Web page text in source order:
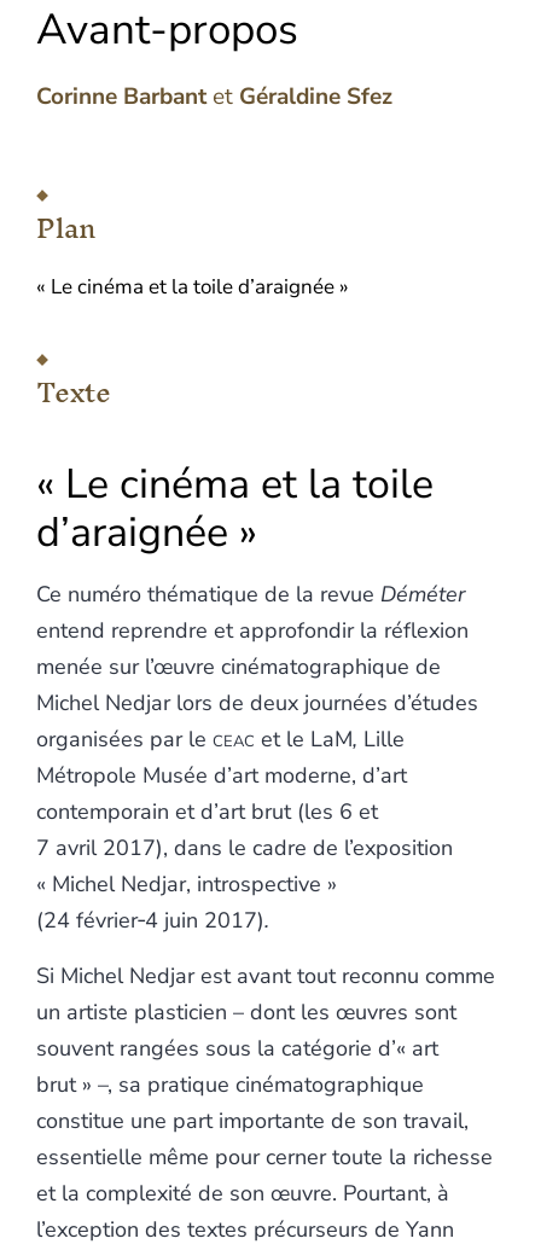
Avant-propos
Corinne Barbantet Géraldine Sfez
Texte
Bibliographie
Illustrations
Auteurs
Plan
« Le cinéma et la toile d’araignée »
Texte
« Le cinéma et la toile
d’araignée »
Ce numéro thématique de la revue Déméter
entend reprendre et approfondir la réflexion
menée sur l’œuvre cinématographique de
Michel Nedjar lors de deux journées d’études
organisées par le ceac et le LaM, Lille
Métropole Musée d’art moderne, d’art
contemporain et d’art brut (les 6 et
7 avril 2017), dans le cadre de l’exposition
« Michel Nedjar, introspective »
(24 février‑4 juin 2017).
Si Michel Nedjar est avant tout reconnu comme
un artiste plasticien – dont les œuvres sont
souvent rangées sous la catégorie d’« art
brut » –, sa pratique cinématographique
constitue une part importante de son travail,
essentielle même pour cerner toute la richesse
et la complexité de son œuvre. Pourtant, à
l’exception des textes précurseurs de Yann